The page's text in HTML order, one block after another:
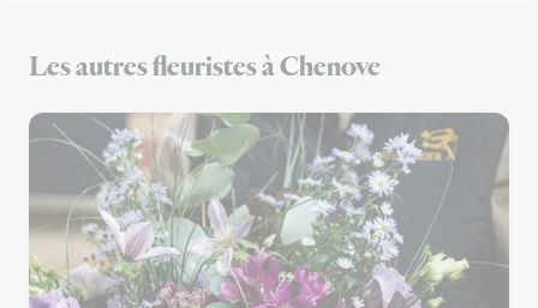
Les autres fleuristes à Chenove